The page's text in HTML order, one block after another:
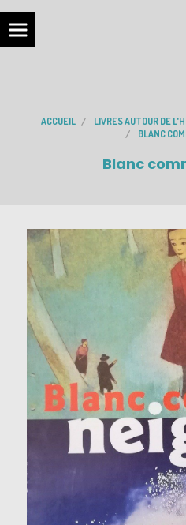
ACCUEIL
LIVRES AUTOUR DE
BLANC
Blanc